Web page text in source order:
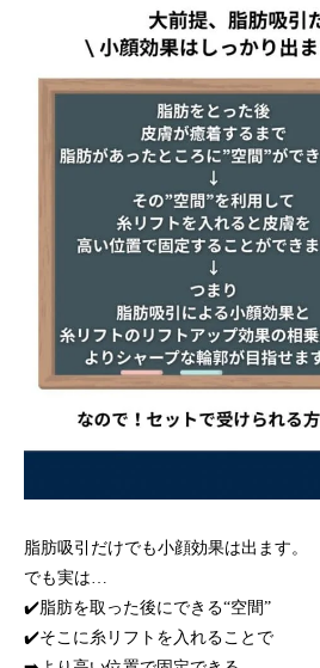
脂肪吸引だけでも小顔効果は出ます。
でも実は…
✔️脂肪を取った後にできる“空間”
✔️そこに糸リフトを入れることで